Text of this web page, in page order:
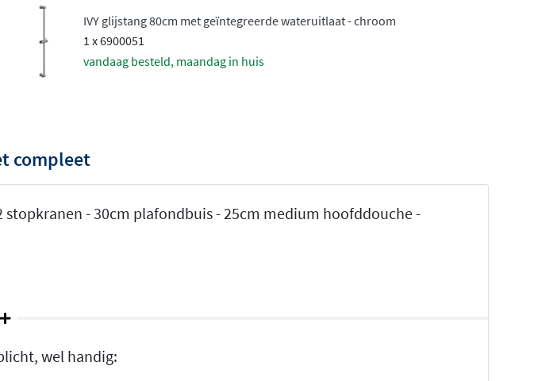
IVY glijstang 80cm met geïntegreerde wateruitlaat - chroom
1 x 6900051
vandaag besteld, maandag in huis
compleet
- 30cm plafondbuis - 25cm medium hoofddouche -
wel handig: